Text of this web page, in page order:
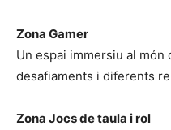
Zona Gamer
Un espai immersiu al món
desafiaments i diferents
Zona Jocs de taula i rol